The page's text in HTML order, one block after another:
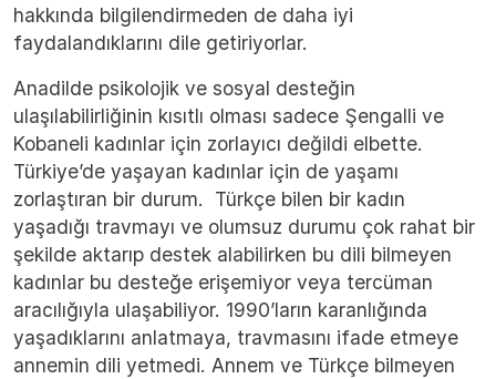
hakkında bilgilendirmeden de daha iyi
faydalandıklarını dile getiriyorlar.
Anadilde psikolojik ve sosyal desteğin
ulaşılabilirliğinin kısıtlı olması sadece Şengalli ve
Kobaneli kadınlar için zorlayıcı değildi elbette.
Türkiye’de yaşayan kadınlar için de yaşamı
zorlaştıran bir durum. Türkçe bilen bir kadın
yaşadığı travmayı ve olumsuz durumu çok rahat bir
şekilde aktarıp destek alabilirken bu dili bilmeyen
kadınlar bu desteğe erişemiyor veya tercüman
aracılığıyla ulaşabiliyor. 1990’ların karanlığında
yaşadıklarını anlatmaya, travmasını ifade etmeye
annemin dili yetmedi. Annem ve Türkçe bilmeyen